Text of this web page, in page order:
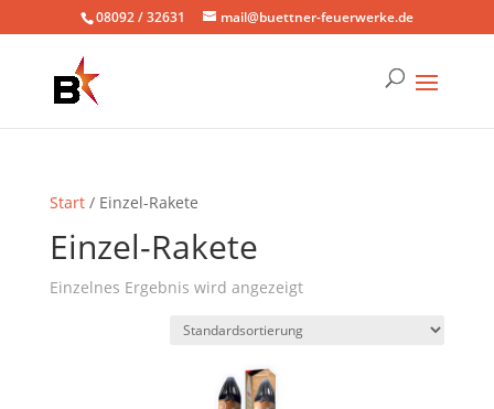
08092 / 32631 mail@buettner-feuerwerke.de
Start/ Einzel-Rakete
Einzel-Rakete
Einzelnes Ergebnis wird angezeigt